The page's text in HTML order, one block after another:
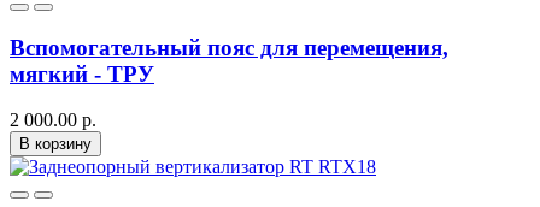
Вспомогательный пояс для перемещения,
мягкий - ТРУ
2 000.00 р.
В корзину